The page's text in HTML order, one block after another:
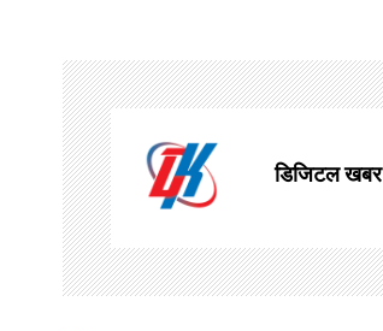
t
n
a
v
i
डिजिटल खबर